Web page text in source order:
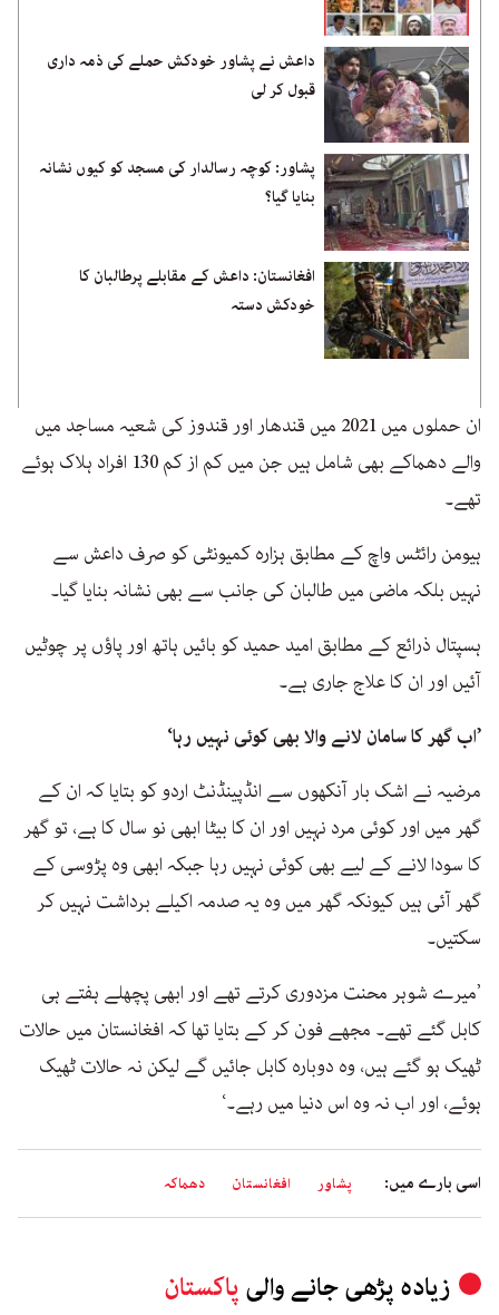
داعش نے پشاور خودکش حملے کی ذمہ داری
قبول کر لی
پشاور: کوچہ رسالدار کی مسجد کو کیوں نشانہ
بنایا گیا؟
افغانستان: داعش کے مقابلے پرطالبان کا
خودکش دستہ
ان حملوں میں 2021 میں قندھار اور قندوز کی شعیہ مساجد میں
والے دھماکے بھی شامل ہیں جن میں کم از کم 130 افراد ہلاک ہوئے
تھے۔
ہیومن رائٹس واچ کے مطابق ہزارہ کمیونٹی کو صرف داعش سے
نہیں بلکہ ماضی میں طالبان کی جانب سے بھی نشانہ بنایا گیا۔
ہسپتال ذرائع کے مطابق امید حمید کو بائیں ہاتھ اور پاؤں پر چوٹیں
آئیں اور ان کا علاج جاری ہے۔
’اب گھر کا سامان لانے والا بھی کوئی نہیں رہا‘
مرضیہ نے اشک بار آنکھوں سے انڈپینڈنٹ اردو کو بتایا کہ ان کے
گھر میں اور کوئی مرد نہیں اور ان کا بیٹا ابھی نو سال کا ہے، تو گھر
کا سودا لانے کے لیے بھی کوئی نہیں رہا جبکہ ابھی وہ پڑوسی کے
گھر آئی ہیں کیونکہ گھر میں وہ یہ صدمہ اکیلے برداشت نہیں کر
سکتیں۔
’میرے شوہر محنت مزدوری کرتے تھے اور ابھی پچھلے ہفتے ہی
کابل گئے تھے۔ مجھے فون کر کے بتایا تھا کہ افغانستان میں حالات
ٹھیک ہو گئے ہیں، وہ دوبارہ کابل جائیں گے لیکن نہ حالات ٹھیک
ہوئے، اور اب نہ وہ اس دنیا میں رہے۔‘
اسی بارے میں: پشاور افغانستان دھماکہ
زیادہ پڑھی جانے والی پاکستان